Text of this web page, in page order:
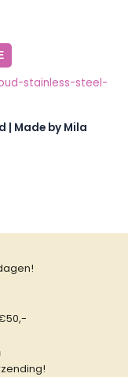
| Made by Mila